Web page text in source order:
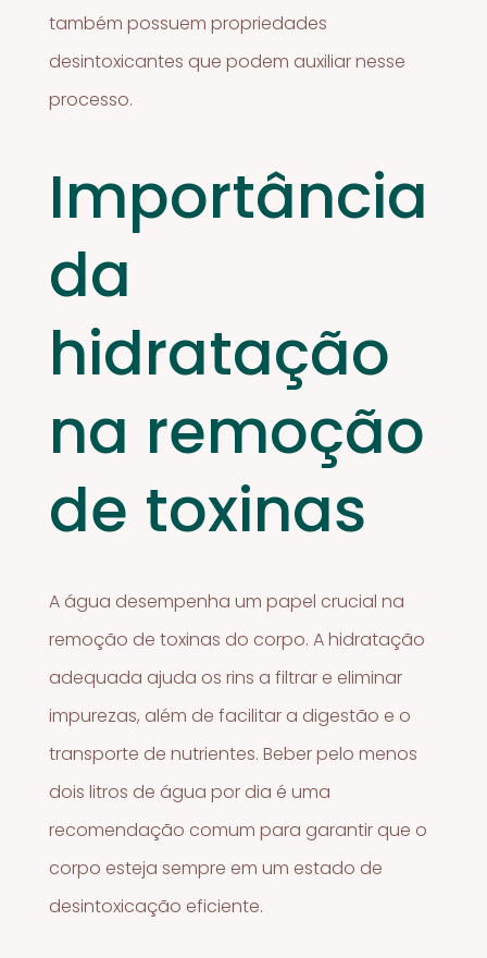
também possuem propriedades
desintoxicantes que podem auxiliar nesse
processo.
Importância
da
hidratação
na remoção
de toxinas
A água desempenha um papel crucial na
remoção de toxinas do corpo. A hidratação
adequada ajuda os rins a filtrar e eliminar
impurezas, além de facilitar a digestão e o
transporte de nutrientes. Beber pelo menos
dois litros de água por dia é uma
recomendação comum para garantir que o
corpo esteja sempre em um estado de
desintoxicação eficiente.